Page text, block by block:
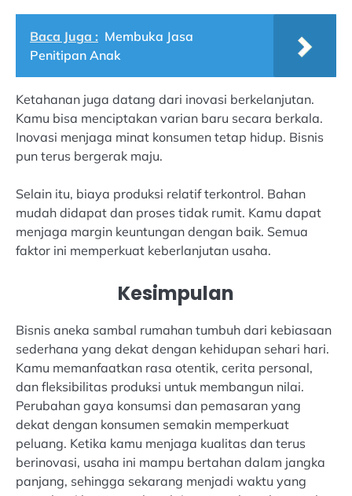
Baca Juga : Membuka Jasa
Penitipan Anak
Ketahanan juga datang dari inovasi berkelanjutan.
Kamu bisa menciptakan varian baru secara berkala.
Inovasi menjaga minat konsumen tetap hidup. Bisnis
pun terus bergerak maju.
Selain itu, biaya produksi relatif terkontrol. Bahan
mudah didapat dan proses tidak rumit. Kamu dapat
menjaga margin keuntungan dengan baik. Semua
faktor ini memperkuat keberlanjutan usaha.
Kesimpulan
Bisnis aneka sambal rumahan tumbuh dari kebiasaan
sederhana yang dekat dengan kehidupan sehari hari.
Kamu memanfaatkan rasa otentik, cerita personal,
dan fleksibilitas produksi untuk membangun nilai.
Perubahan gaya konsumsi dan pemasaran yang
dekat dengan konsumen semakin memperkuat
peluang. Ketika kamu menjaga kualitas dan terus
berinovasi, usaha ini mampu bertahan dalam jangka
panjang, sehingga sekarang menjadi waktu yang